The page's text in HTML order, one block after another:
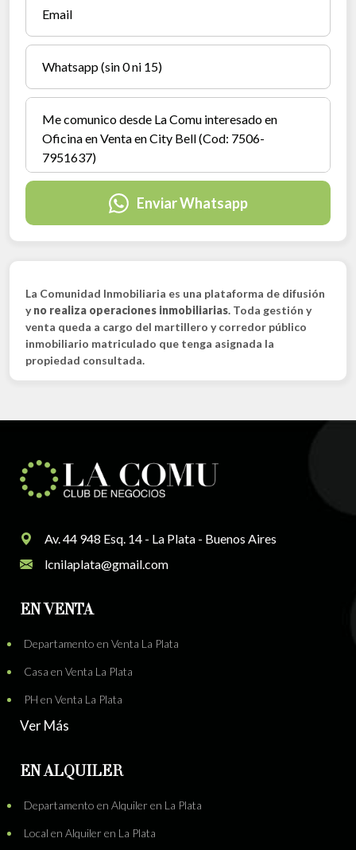
Enviar Whatsapp
La Comunidad Inmobiliaria es una plataforma de difusión
yno realiza operaciones inmobiliarias. Toda gestión y
venta queda a cargo del martillero y corredor público
inmobiliario matriculado que tenga asignada la
propiedad consultada.
Av. 44 948 Esq. 14 - La Plata - Buenos Aires
lcnilaplata@gmail.com
EN VENTA
Departamento en Venta La Plata
Casa en Venta La Plata
PH en Venta La Plata
Ver Más
EN ALQUILER
Departamento en Alquiler en La Plata
Local en Alquiler en La Plata